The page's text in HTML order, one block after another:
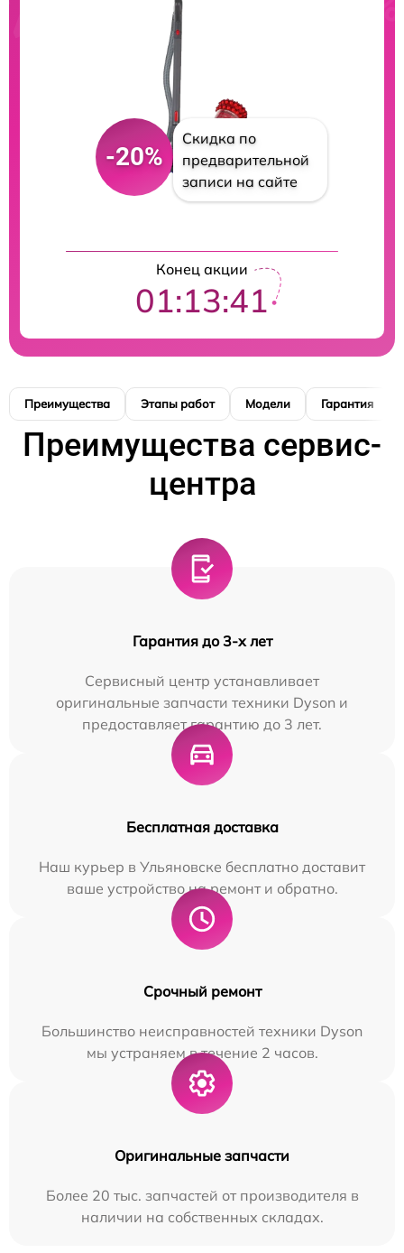
-20%
Скидка по
предварительной
записи на сайте
Конец акции
01:13:40
Преимущества Этапы работ Модели Гарантия
Преимущества сервис-
центра
Гарантия до 3-х лет
Сервисный центр устанавливает
оригинальные запчасти техники Dyson и
предоставляет гарантию до 3 лет.
Бесплатная доставка
Наш курьер в Ульяновске бесплатно доставит
ваше устройство на ремонт и обратно.
Срочный ремонт
Большинство неисправностей техники Dyson
мы устраняем в течение 2 часов.
Оригинальные запчасти
Более 20 тыс. запчастей от производителя в
наличии на собственных складах.